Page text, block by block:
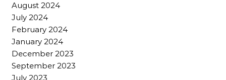
August 2024
July 2024
February 2024
January 2024
December 2023
September 2023
July 2023